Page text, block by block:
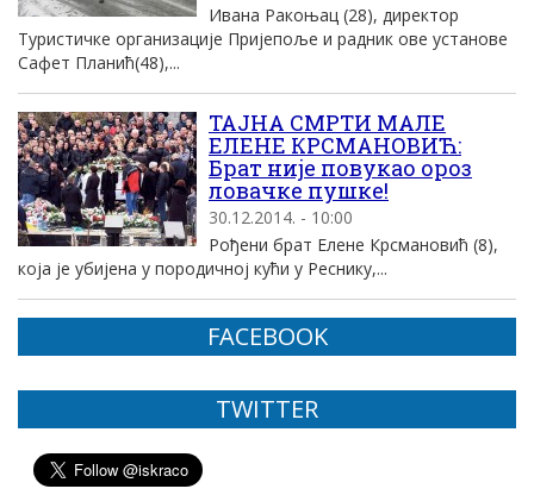
Ивана Ракоњац (28), директор
Туристичке организације Пријепоље и радник ове установе
Сафет Планић(48),...
ТАЈНА СМРТИ МАЛЕ
ЕЛЕНЕ КРСМАНОВИЋ:
Брат није повукао ороз
ловачке пушке!
30.12.2014. - 10:00
Рођени брат Елене Крсмановић (8),
која је убијена у породичној кући у Реснику,...
FACEBOOK
TWITTER